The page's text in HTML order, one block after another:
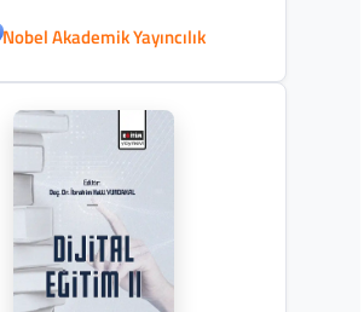
Nobel Akademik Yayıncılık